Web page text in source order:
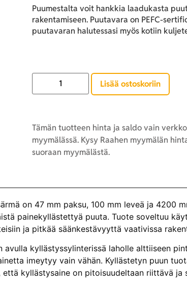
Puumestalta voit hankkia laadukasta
rakentamiseen. Puutavara on PEFC-
puutavaran halutessasi myös kotiin
Lisää ostoskoriin
Tämän tuotteen hinta ja saldo vain
myymälässä. Kysy Raahen myymälän
suoraan myymälästä.
on 47 mm paksu, 100 mm leveä ja 4200
painekyllästettyä puuta. Tuote soveltuu
ja pitkää säänkestävyyttä vaativissa
kyllästyssylinterissä laholle alttiiseen
imeytyy vain vähän. Kyllästetyn puun
kyllästysaine on pitoisuudeltaan riittävä ja